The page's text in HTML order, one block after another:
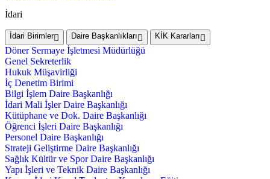
İdari
İdari Birimler Daire Başkanlıkları KİK Kararları
Döner Sermaye İşletmesi Müdürlüğü
Genel Sekreterlik
Hukuk Müşavirliği
İç Denetim Birimi
Bilgi İşlem Daire Başkanlığı
İdari Mali İşler Daire Başkanlığı
Kütüphane ve Dok. Daire Başkanlığı
Öğrenci İşleri Daire Başkanlığı
Personel Daire Başkanlığı
Strateji Geliştirme Daire Başkanlığı
Sağlık Kültür ve Spor Daire Başkanlığı
Yapı İşleri ve Teknik Daire Başkanlığı